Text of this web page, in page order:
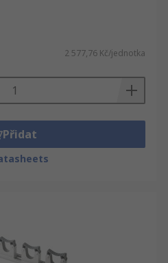
2 577,76 Kč/jednotka
Přidat